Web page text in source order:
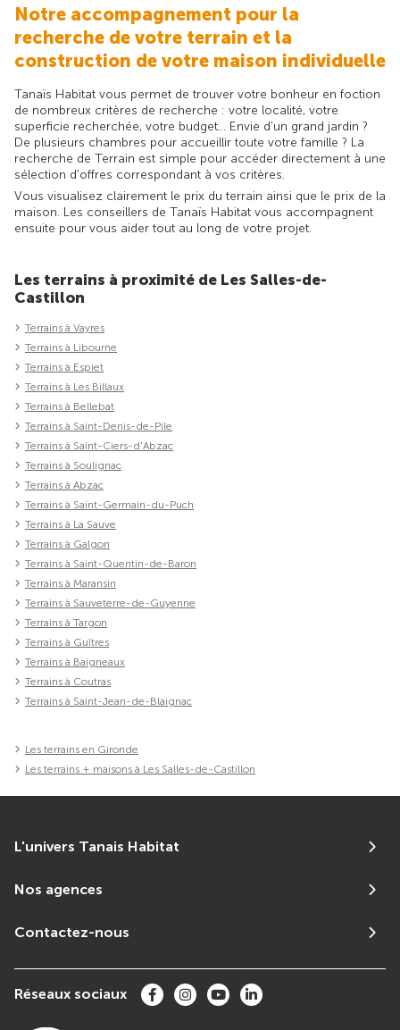
Notre accompagnement pour la
recherche de votre terrain et la
construction de votre maison individuelle
Tanaïs Habitat vous permet de trouver votre bonheur en foction
de nombreux critères de recherche : votre localité, votre
superficie recherchée, votre budget... Envie d'un grand jardin ?
De plusieurs chambres pour accueillir toute votre famille ? La
recherche de Terrain est simple pour accéder directement à une
sélection d'offres correspondant à vos critères.
Vous visualisez clairement le prix du terrain ainsi que le prix de la
maison. Les conseillers de Tanaïs Habitat vous accompagnent
ensuite pour vous aider tout au long de votre projet.
Les terrains à proximité de Les Salles-de-
Castillon
Terrains à Vayres
Terrains à Libourne
Terrains à Espiet
Terrains à Les Billaux
Terrains à Bellebat
Terrains à Saint-Denis-de-Pile
Terrains à Saint-Ciers-d'Abzac
Terrains à Soulignac
Terrains à Abzac
Terrains à Saint-Germain-du-Puch
Terrains à La Sauve
Terrains à Galgon
Terrains à Saint-Quentin-de-Baron
Terrains à Maransin
Terrains à Sauveterre-de-Guyenne
Terrains à Targon
Terrains à Guîtres
Terrains à Baigneaux
Terrains à Coutras
Terrains à Saint-Jean-de-Blaignac
Les terrains en Gironde
Les terrains + maisons à Les Salles-de-Castillon
L'univers Tanais Habitat
Nos agences
Contactez-nous
Réseaux sociaux